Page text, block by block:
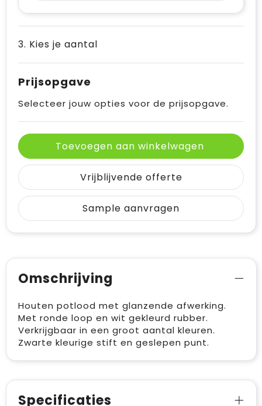
3. Kies je aantal
Prijsopgave
Selecteer jouw opties voor de prijsopgave.
Toevoegen aan winkelwagen
Vrijblijvende offerte
Sample aanvragen
Omschrijving
Houten potlood met glanzende afwerking.
Met ronde loop en wit gekleurd rubber.
Verkrijgbaar in een groot aantal kleuren.
Zwarte kleurige stift en geslepen punt.
Specificaties